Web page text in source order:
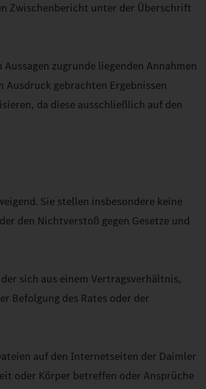
Zwischenbericht unter der Überschrift
zugrunde liegenden Annahmen
gebrachten Ergebnissen
da diese ausschließlich auf den
Sie stellen insbesondere keine
den Nichtverstoß gegen Gesetze und
sich aus einem Vertragsverhältnis,
Befolgung des Rates oder der
auf den Internetseiten der Daimler
oder Körper betreffen oder Ansprüche